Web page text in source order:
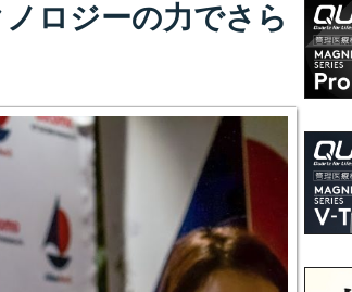
ロジーの力でさら